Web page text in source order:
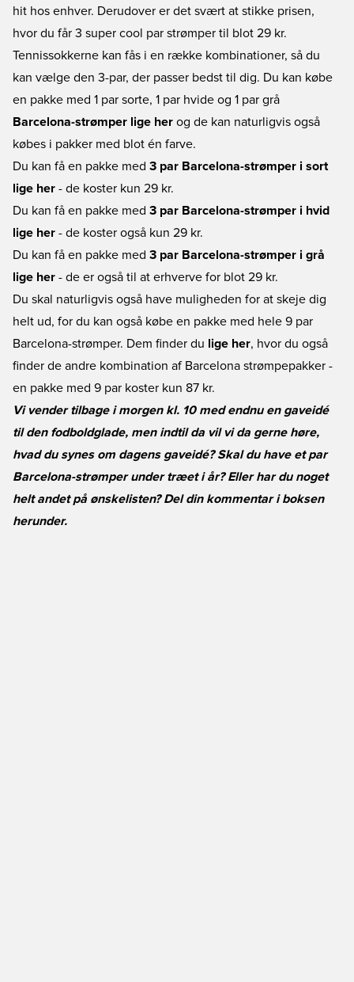
hit hos enhver. Derudover er det svært at stikke prisen,
hvor du får 3 super cool par strømper til blot 29 kr.
Tennissokkerne kan fås i en række kombinationer, så du
kan vælge den 3-par, der passer bedst til dig. Du kan købe
en pakke med 1 par sorte, 1 par hvide og 1 par grå
Barcelona-strømper lige her og de kan naturligvis også
købes i pakker med blot én farve.
Du kan få en pakke med 3 par Barcelona-strømper i sort
lige her - de koster kun 29 kr.
Du kan få en pakke med 3 par Barcelona-strømper i hvid
lige her - de koster også kun 29 kr.
Du kan få en pakke med 3 par Barcelona-strømper i grå
lige her - de er også til at erhverve for blot 29 kr.
Du skal naturligvis også have muligheden for at skeje dig
helt ud, for du kan også købe en pakke med hele 9 par
Barcelona-strømper. Dem finder du
lige her, hvor du også
finder de andre kombination af Barcelona strømpepakker -
en pakke med 9 par koster kun 87 kr.
Vi vender tilbage i morgen kl. 10 med endnu en gaveidé
til den fodboldglade, men indtil da vil vi da gerne høre,
hvad du synes om dagens gaveidé? Skal du have et par
Barcelona-strømper under træet i år? Eller har du noget
helt andet på ønskelisten? Del din kommentar i boksen
herunder.